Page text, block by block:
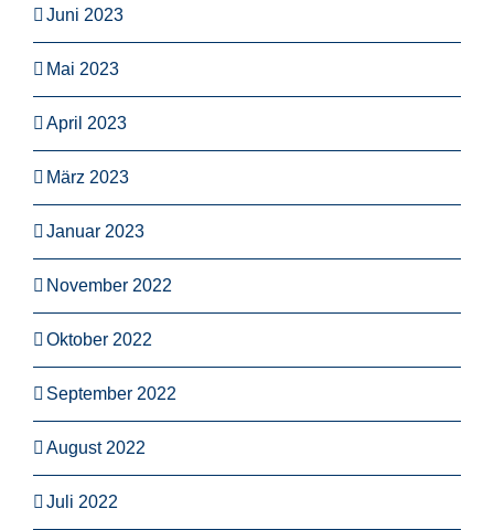
Juni 2023
Mai 2023
April 2023
März 2023
Januar 2023
November 2022
Oktober 2022
September 2022
August 2022
Juli 2022